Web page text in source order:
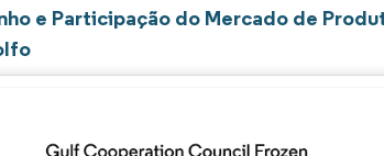
e Participação do Mercado de